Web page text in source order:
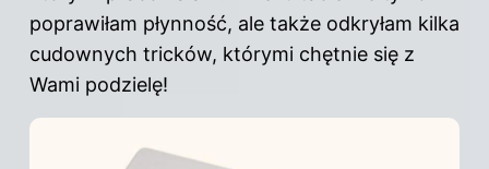
poprawiłam płynność, ale także odkryłam kilka
cudownych tricków, którymi chętnie się z
Wami podzielę!